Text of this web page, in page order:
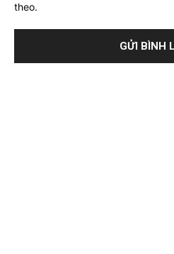
theo.